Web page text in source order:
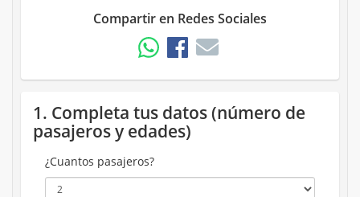
Compartir en Redes Sociales
1. Completa tus datos (número de
pasajeros y edades)
¿Cuantos pasajeros?